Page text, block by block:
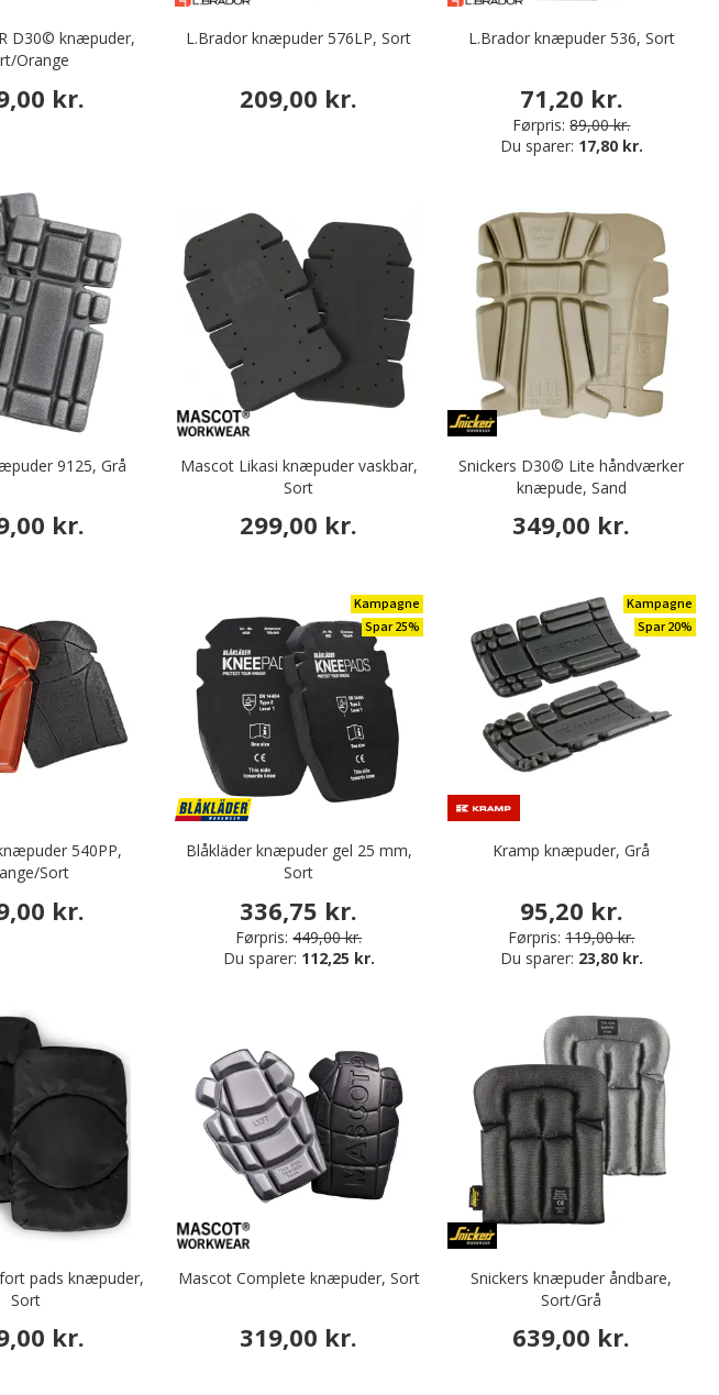
D30© knæpuder,
Orange
kr.
L.Brador knæpuder 576LP, Sort
209,00 kr.
L.Brador knæpuder 536, Sort
71,20 kr.
Førpris: 89,00 kr.
Du sparer: 17,80 kr.
9125, Grå
kr.
Mascot Likasi knæpuder vaskbar,
Sort
299,00 kr.
Snickers D30© Lite håndværker
knæpude, Sand
349,00 kr.
540PP,
Sort
kr.
Kampagne
Spar 25%
Blåkläder knæpuder gel 25 mm,
Sort
336,75 kr.
Førpris: 449,00 kr.
Du sparer: 112,25 kr.
Kampagne
Spar 20%
Kramp knæpuder, Grå
95,20 kr.
Førpris: 119,00 kr.
Du sparer: 23,80 kr.
pads knæpuder,
Sort
kr.
Mascot Complete knæpuder, Sort
319,00 kr.
Snickers knæpuder åndbare,
Sort/Grå
639,00 kr.